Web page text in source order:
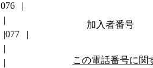
加入者番号
この電話番号に関
076
077